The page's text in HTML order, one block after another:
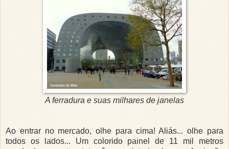
A ferradura e suas milhares de janelas
Ao entrar no mercado, olhe para cima! Aliás... olhe para
todos os lados... Um colorido painel de 11 mil metros